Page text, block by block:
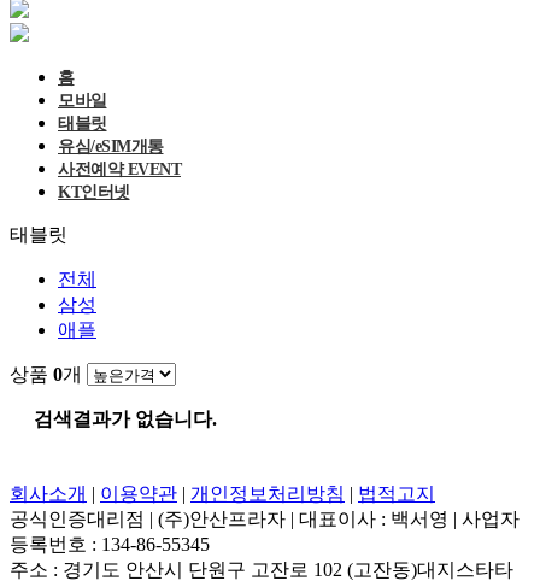
홈
모바일
태블릿
유심/eSIM개통
사전예약 EVENT
KT인터넷
태블릿
전체
삼성
애플
상품 0개
검색결과가 없습니다.
회사소개 | 이용약관 | 개인정보처리방침 | 법적고지
공식인증대리점 | (주)안산프라자 | 대표이사 : 백서영 | 사업자
등록번호 : 134-86-55345
주소 : 경기도 안산시 단원구 고잔로 102 (고잔동)대지스타타